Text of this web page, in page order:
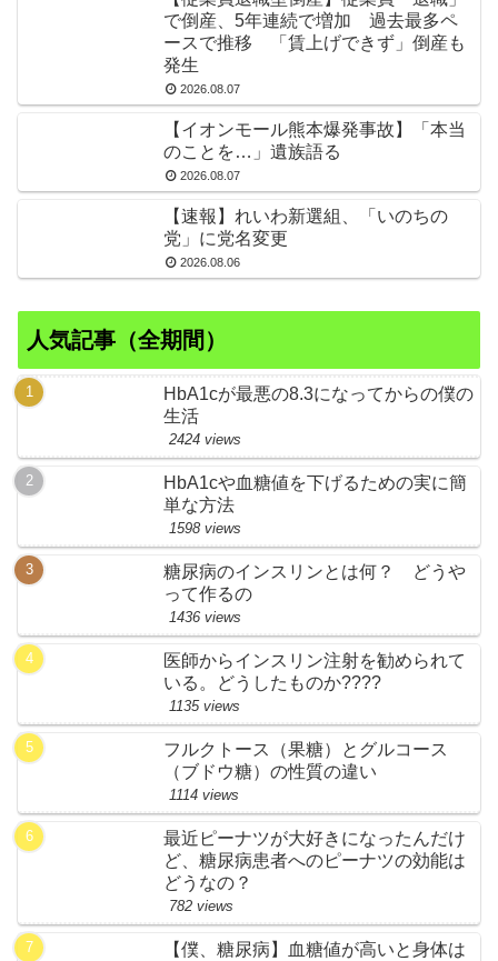
で倒産、5年連続で増加 過去最多ペ
ースで推移 「賃上げできず」倒産も
発生
2026.08.07
【イオンモール熊本爆発事故】「本当
のことを…」遺族語る
2026.08.07
【速報】れいわ新選組、「いのちの
党」に党名変更
2026.08.06
人気記事（全期間）
HbA1cが最悪の8.3になってからの僕の
生活
2424 views
HbA1cや血糖値を下げるための実に簡
単な方法
1598 views
糖尿病のインスリンとは何？ どうや
って作るの
1436 views
医師からインスリン注射を勧められて
いる。どうしたものか????
1135 views
フルクトース（果糖）とグルコース
（ブドウ糖）の性質の違い
1114 views
最近ピーナツが大好きになったんだけ
ど、糖尿病患者へのピーナツの効能は
どうなの？
782 views
【僕、糖尿病】血糖値が高いと身体は